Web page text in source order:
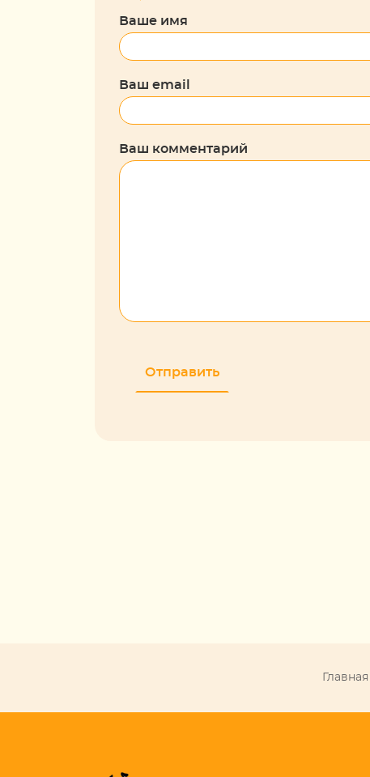
Ваше имя
Ваш email
Ваш комментарий
Главная